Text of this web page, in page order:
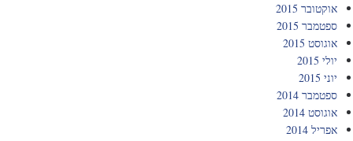
אוקטובר 2015
ספטמבר 2015
אוגוסט 2015
יולי 2015
יוני 2015
ספטמבר 2014
אוגוסט 2014
אפריל 2014